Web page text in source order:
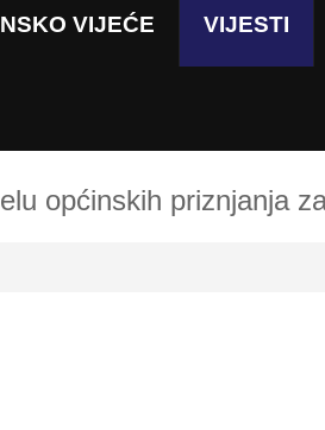
VIJEĆE VIJESTI
općinskih priznjanja